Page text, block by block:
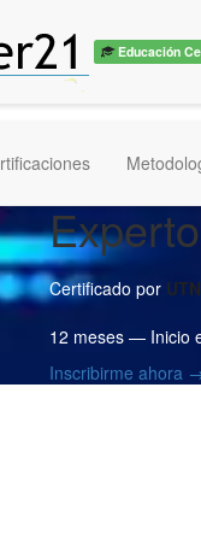
Educación
Certificado por
12 meses — Inicio
Inscribirme ahora